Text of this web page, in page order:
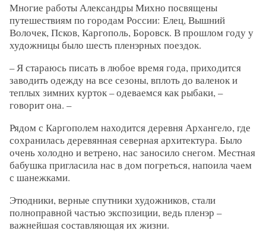
Многие работы Александры Михно посвящены
путешествиям по городам России: Елец, Вышний
Волочек, Псков, Каргополь, Боровск. В прошлом году у
художницы было шесть пленэрных поездок.
– Я стараюсь писать в любое время года, приходится
заводить одежду на все сезоны, вплоть до валенок и
теплых зимних курток – одеваемся как рыбаки, –
говорит она. –
Рядом с Каргополем находится деревня Архангело, где
сохранилась деревянная северная архитектура. Было
очень холодно и ветрено, нас заносило снегом. Местная
бабушка пригласила нас в дом погреться, напоила чаем
с шанежками.
Этюдники, верные спутники художников, стали
полноправной частью экспозиции, ведь пленэр –
важнейшая составляющая их жизни.